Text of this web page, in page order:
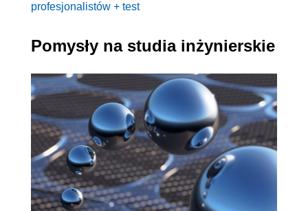
profesjonalistów + test
Pomysły na studia inżynierskie